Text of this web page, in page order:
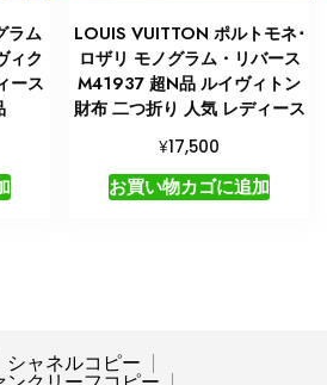
ラム
ィク
ース
LOUIS VUITTON ポルトモネ･
ロザリ モノグラム・リバース
M41937 超N品 ルイヴィトン
財布 二つ折り 人気 レディース
¥17,500
お買い物カゴに追加
シャネルコピー